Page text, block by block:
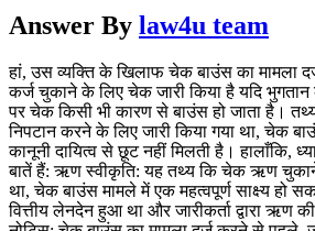
Answer By law4u team
हां, उस व्यक्ति के खिलाफ चेक बाउंस का मामला
कर्ज चुकाने के लिए चेक जारी किया है यदि
पर चेक किसी भी कारण से बाउंस हो जाता है।
निपटान करने के लिए जारी किया गया था, चेक
कानूनी दायित्व से छूट नहीं मिलती है। हालाँकि,
बातें हैं: ऋण स्वीकृति: यह तथ्य कि चेक ऋण चुकाने
था, चेक बाउंस मामले में एक महत्वपूर्ण साक्ष्य हो
वित्तीय लेनदेन हुआ था और जारीकर्ता द्वारा ऋण